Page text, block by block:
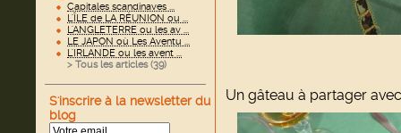
Capitales scandinaves ...
L'ÎLE de LA RÉUNION ou ...
L'ANGLETERRE ou les av ...
LE JAPON où Les Aventu ...
L'IRLANDE ou les avent ...
> Tous les articles (39)
S'inscrire à la newsletter du
blog
Un gâteau à partager